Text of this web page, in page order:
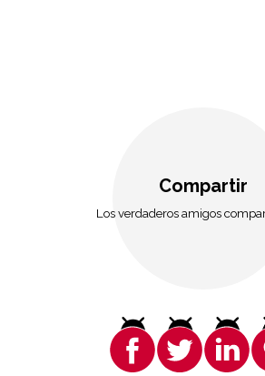
Compartir
Los verdaderos amigos